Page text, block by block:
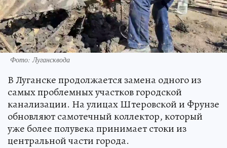
Фото: Лугансквода
В Луганске продолжается замена одного из
самых проблемных участков городской
канализации. На улицах Штеровской и Фрунзе
обновляют самотечный коллектор, который
уже более полувека принимает стоки из
центральной части города.